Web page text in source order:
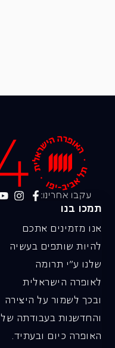
עקבו אחרינו:
תמכו בנו
אנו מזמינים אתכם
להיות שותפים בעשיה
שלנו ע"י תרומה
לאופרה הישראלית
ובכך לשמור על היצירה
והחדשנות בעבודתה של
האופרה כיום ובעתיד.